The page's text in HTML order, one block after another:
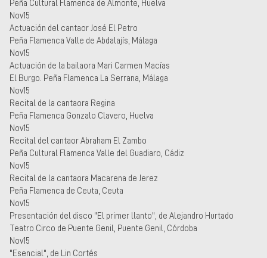
Peña Cultural Flamenca de Almonte, Huelva
Nov15
Actuación del cantaor José El Petro
Peña Flamenca Valle de Abdalajís, Málaga
Nov15
Actuación de la bailaora Mari Carmen Macías
El Burgo. Peña Flamenca La Serrana, Málaga
Nov15
Recital de la cantaora Regina
Peña Flamenca Gonzalo Clavero, Huelva
Nov15
Recital del cantaor Abraham El Zambo
Peña Cultural Flamenca Valle del Guadiaro, Cádiz
Nov15
Recital de la cantaora Macarena de Jerez
Peña Flamenca de Ceuta, Ceuta
Nov15
Presentación del disco "El primer llanto", de Alejandro Hurtado
Teatro Circo de Puente Genil, Puente Genil, Córdoba
Nov15
"Esencial", de Lin Cortés